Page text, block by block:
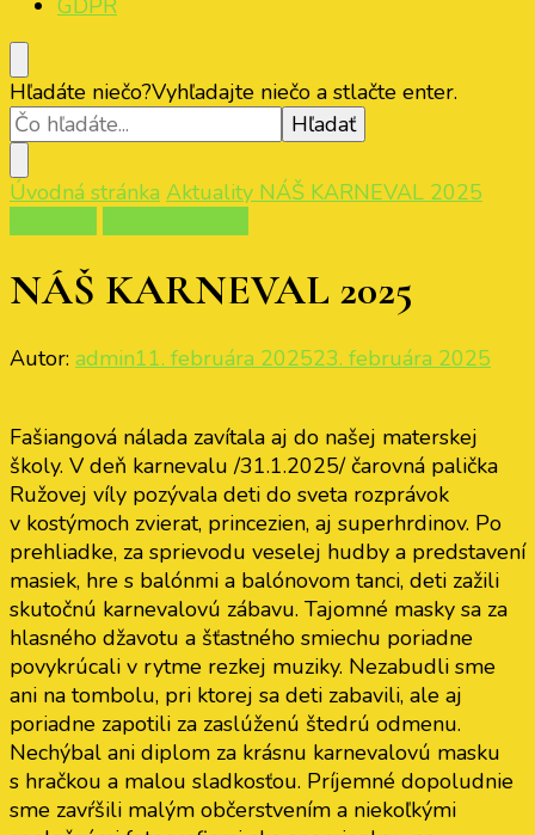
GDPR
Hľadáte niečo?Vyhľadajte niečo a stlačte enter.
Úvodná stránka Aktuality NÁŠ KARNEVAL 2025
NÁŠ KARNEVAL 2025
Autor: admin11. februára 202523. februára 2025
Fašiangová nálada zavítala aj do našej materskej
školy. V deň karnevalu /31.1.2025/ čarovná palička
Ružovej víly pozývala deti do sveta rozprávok
v kostýmoch zvierat, princezien, aj superhrdinov. Po
prehliadke, za sprievodu veselej hudby a predstavení
masiek, hre s balónmi a balónovom tanci, deti zažili
skutočnú karnevalovú zábavu. Tajomné masky sa za
hlasného džavotu a šťastného smiechu poriadne
povykrúcali v rytme rezkej muziky. Nezabudli sme
ani na tombolu, pri ktorej sa deti zabavili, ale aj
poriadne zapotili za zaslúženú štedrú odmenu.
Nechýbal ani diplom za krásnu karnevalovú masku
s hračkou a malou sladkosťou. Príjemné dopoludnie
sme zavŕšili malým občerstvením a niekoľkými